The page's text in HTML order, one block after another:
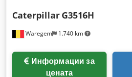
Waregem 1.740 km
Caterpillar G3516H
цената